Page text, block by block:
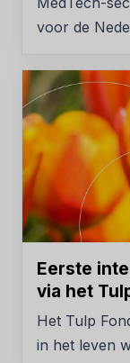
voor de
Eerste
via het
Het Tulp
in het leven